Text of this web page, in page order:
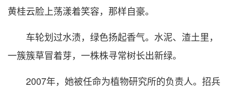
黄桂云脸上荡漾着笑容，那样自豪。
车轮划过水渍，绿色扬起香气。水泥、渣土里，
一簇簇草冒着芽，一株株寻常树长出新绿。
2007年，她被任命为植物研究所的负责人。招兵